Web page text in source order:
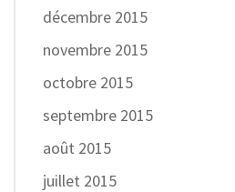
décembre 2015
novembre 2015
octobre 2015
septembre 2015
août 2015
juillet 2015